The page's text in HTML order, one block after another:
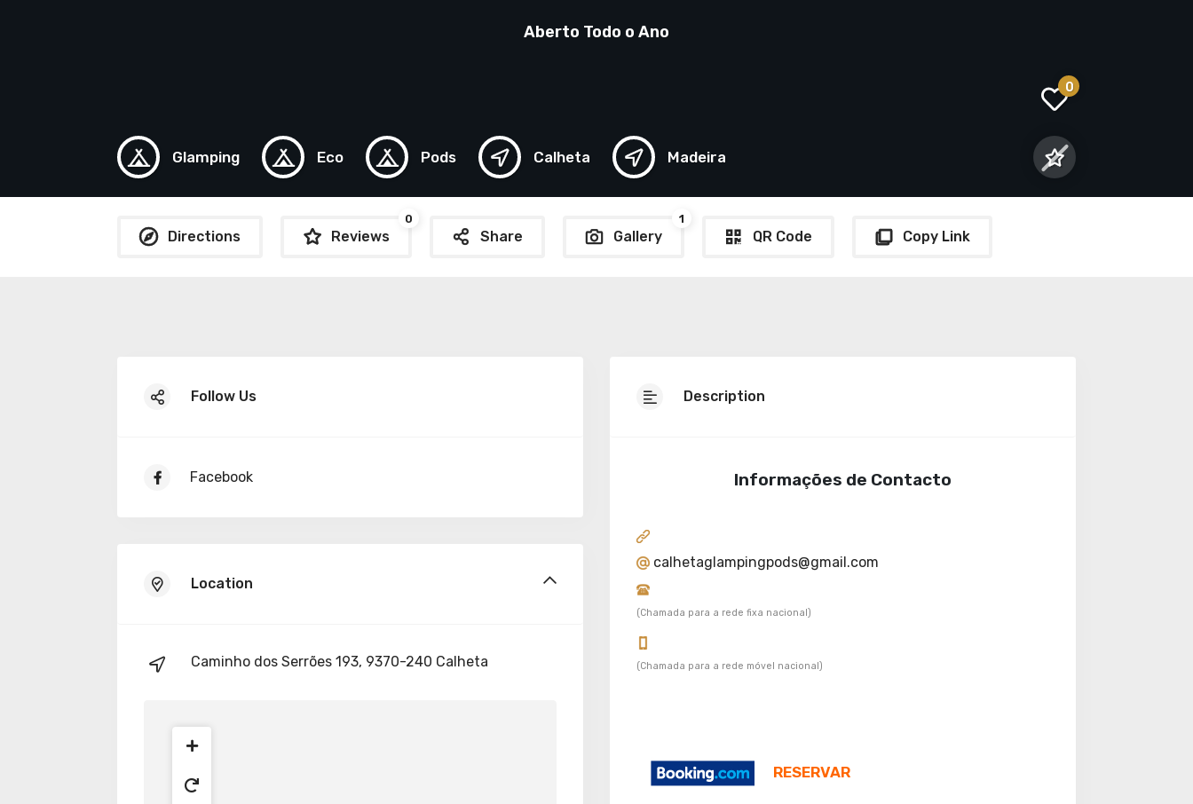
Aberto Todo o Ano
Glamping Eco Pods Calheta Madeira
0
Directions Reviews
0
Share Gallery
1
QR Code Copy Link
Follow Us
Facebook
Location
Caminho dos Serrões 193, 9370-240 Calheta
Description
Informações de Contacto
calhetaglampingpods@gmail.com
(Chamada para a rede fixa nacional)
(Chamada para a rede móvel nacional)
RESERVAR